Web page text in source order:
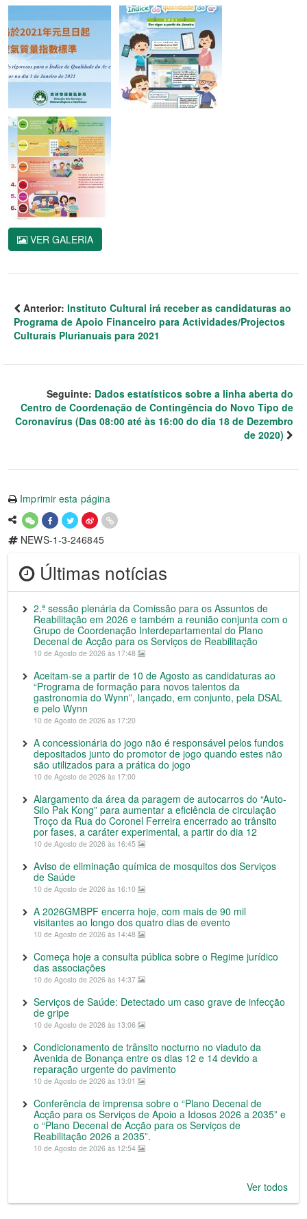
VER GALERIA
Anterior: Instituto Cultural irá receber as candidaturas ao
Programa de Apoio Financeiro para Actividades/Projectos
Culturais Plurianuais para 2021
Seguinte: Dados estatísticos sobre a linha aberta do
Centro de Coordenação de Contingência do Novo Tipo de
Coronavírus (Das 08:00 até às 16:00 do dia 18 de Dezembro
de 2020)
Imprimir esta página
NEWS-1-3-246845
Últimas notícias
2.ª sessão plenária da Comissão para os Assuntos de
Reabilitação em 2026 e também a reunião conjunta com o
Grupo de Coordenação Interdepartamental do Plano
Decenal de Acção para os Serviços de Reabilitação
10 de Agosto de 2026 às 17:48
Aceitam-se a partir de 10 de Agosto as candidaturas ao
“Programa de formação para novos talentos da
gastronomia do Wynn”, lançado, em conjunto, pela DSAL
e pelo Wynn
10 de Agosto de 2026 às 17:20
A concessionária do jogo não é responsável pelos fundos
depositados junto do promotor de jogo quando estes não
são utilizados para a prática do jogo
10 de Agosto de 2026 às 17:00
Alargamento da área da paragem de autocarros do “Auto-
Silo Pak Kong” para aumentar a eficiência de circulação
Troço da Rua do Coronel Ferreira encerrado ao trânsito
por fases, a caráter experimental, a partir do dia 12
10 de Agosto de 2026 às 16:45
Aviso de eliminação química de mosquitos dos Serviços
de Saúde
10 de Agosto de 2026 às 16:10
A 2026GMBPF encerra hoje, com mais de 90 mil
visitantes ao longo dos quatro dias de evento
10 de Agosto de 2026 às 14:48
Começa hoje a consulta pública sobre o Regime jurídico
das associações
10 de Agosto de 2026 às 14:37
Serviços de Saúde: Detectado um caso grave de infecção
de gripe
10 de Agosto de 2026 às 13:06
Condicionamento de trânsito nocturno no viaduto da
Avenida de Bonança entre os dias 12 e 14 devido a
reparação urgente do pavimento
10 de Agosto de 2026 às 13:01
Conferência de imprensa sobre o “Plano Decenal de
Acção para os Serviços de Apoio a Idosos 2026 a 2035” e
o “Plano Decenal de Acção para os Serviços de
Reabilitação 2026 a 2035”.
10 de Agosto de 2026 às 12:54
Ver todos